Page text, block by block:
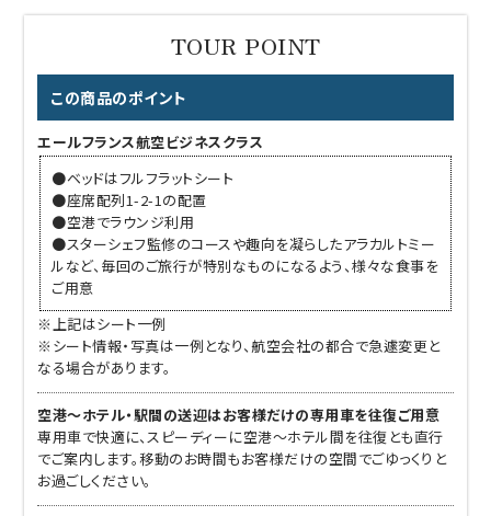
この商品のポイント
エールフランス航空ビジネスクラス
●ベッドはフルフラットシート
●座席配列1-2-1の配置
●空港でラウンジ利用
●スターシェフ監修のコースや趣向を凝らしたアラカルトミー
ルなど、毎回のご旅行が特別なものになるよう、様々な食事を
ご用意
※上記はシート一例
※シート情報・写真は一例となり、航空会社の都合で急遽変更と
なる場合があります。
空港～ホテル・駅間の送迎はお客様だけの専用車を往復ご用意
専用車で快適に、スピーディーに空港～ホテル間を往復とも直行
でご案内します。移動のお時間もお客様だけの空間でごゆっくりと
お過ごしください。